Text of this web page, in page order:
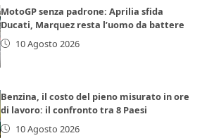
MotoGP senza padrone: Aprilia sfida
Ducati, Marquez resta l’uomo da battere
10 Agosto 2026
Benzina, il costo del pieno misurato in ore
di lavoro: il confronto tra 8 Paesi
10 Agosto 2026